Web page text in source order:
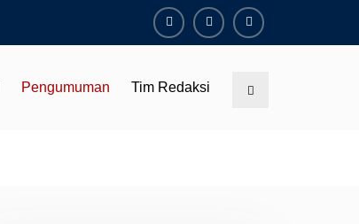
FacebookYoutubeInstagram
Pengumuman Tim Redaksi Search